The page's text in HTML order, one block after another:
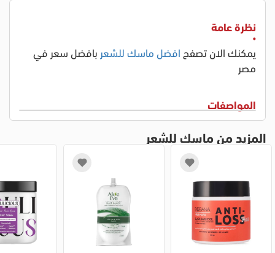
نظرة عامة
يمكنك الان تصفح افضل ماسك للشعر بافضل سعر في
مصر
المواصفات
المزيد من ماسك للشعر